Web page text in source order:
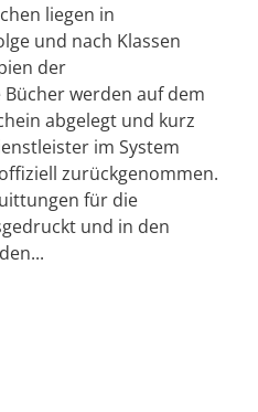
liegen in
und nach Klassen
der
werden auf dem
abgelegt und kurz
im System
zurückgenommen.
für die
und in den